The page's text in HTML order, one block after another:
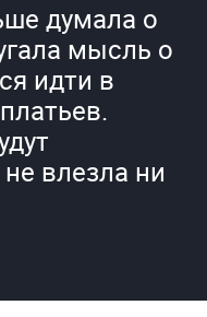
думала о
мысль о
идти в
влезла ни